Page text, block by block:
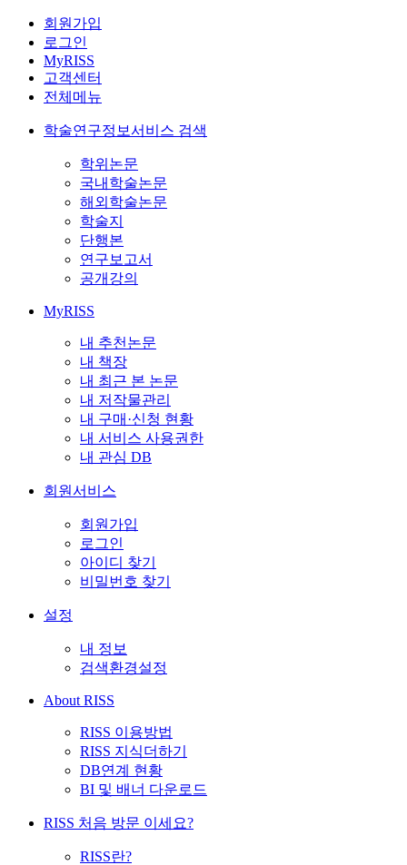
회원가입
로그인
MyRISS
고객센터
전체메뉴
학술연구정보서비스 검색
학위논문
국내학술논문
해외학술논문
학술지
단행본
연구보고서
공개강의
MyRISS
내 추천논문
내 책장
내 최근 본 논문
내 저작물관리
내 구매·신청 현황
내 서비스 사용권한
내 관심 DB
회원서비스
회원가입
로그인
아이디 찾기
비밀번호 찾기
설정
내 정보
검색환경설정
About RISS
RISS 이용방법
RISS 지식더하기
DB연계 현황
BI 및 배너 다운로드
RISS 처음 방문 이세요?
RISS란?